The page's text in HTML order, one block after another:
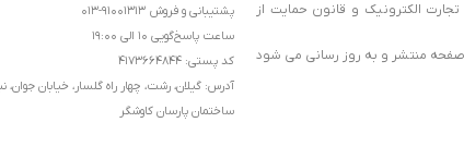
الکترونیک و قانون حمایت از
صفحه منتشر و به روز رسانی می شود
پشتیبانی و فروش ۹۱۰۰۱۳۱۳-۰۱۳
ساعت پاسخ‌گویی ۱۰ الی ۱۹:۰۰
کد پستی: ۴۱۷۳۶۶۴۸۴۴
آدرس: گیلان، رشت، چهار راه گلسار، خیابان
ساختمان پارسان کاوشگر